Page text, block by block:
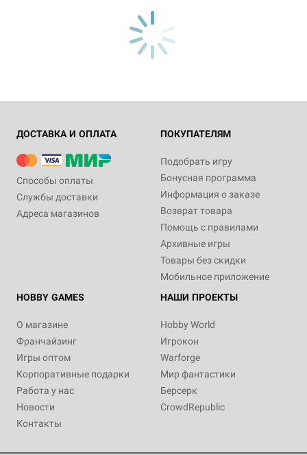
ДОСТАВКА И ОПЛАТА
Способы оплаты
Службы доставки
Адреса магазинов
ПОКУПАТЕЛЯМ
Подобрать игру
Бонусная программа
Информация о заказе
Возврат товара
Помощь с правилами
Архивные игры
Товары без скидки
Мобильное приложение
HOBBY GAMES
О магазине
Франчайзинг
Игры оптом
Корпоративные подарки
Работа у нас
Новости
Контакты
НАШИ ПРОЕКТЫ
Hobby World
Игрокон
Warforge
Мир фантастики
Берсерк
CrowdRepublic